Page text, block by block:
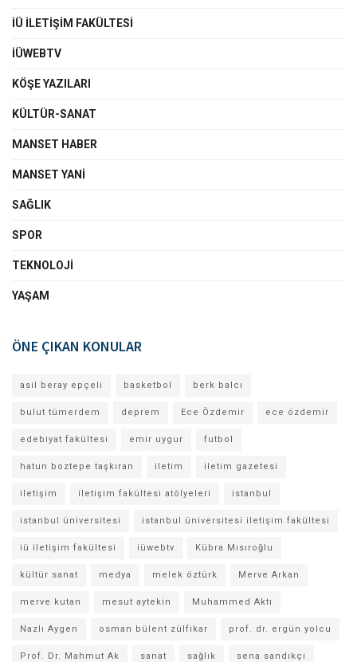
İÜ İLETIŞIM FAKÜLTESI
İÜWEBTV
KÖŞE YAZILARI
KÜLTÜR-SANAT
MANSET HABER
MANSET YANI
SAĞLIK
SPOR
TEKNOLOJI
YAŞAM
ÖNE ÇIKAN KONULAR
asil beray epçeli basketbol berk balcı
bulut tümerdem deprem Ece Özdemir ece özdemir
edebiyat fakültesi emir uygur futbol
hatun boztepe taşkıran iletim iletim gazetesi
iletişim iletişim fakültesi atölyeleri istanbul
istanbul üniversitesi istanbul üniversitesi iletişim fakültesi
iü iletişim fakültesi iüwebtv Kübra Mısıroğlu
kültür sanat medya melek öztürk Merve Arkan
merve kutan mesut aytekin Muhammed Aktı
Nazlı Aygen osman bülent zülfikar prof. dr. ergün yolcu
Prof. Dr. Mahmut Ak sanat sağlık sena sandıkçı